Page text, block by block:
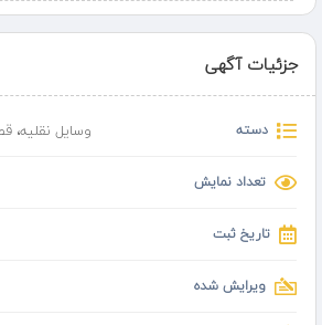
جزئیات آگهی
دسته وسایل نقلیه،
تعداد نمایش
تاریخ ثبت
ویرایش شده